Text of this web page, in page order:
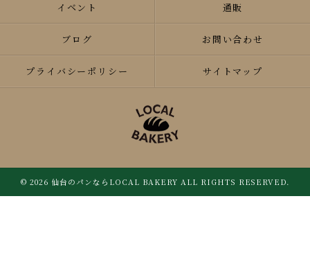
イベント 通販
ブログ お問い合わせ
プライバシーポリシー サイトマップ
© 2026 仙台のパンならLOCAL BAKERY ALL RIGHTS RESERVED.